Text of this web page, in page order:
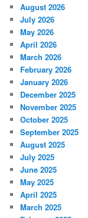
August 2026
July 2026
May 2026
April 2026
March 2026
February 2026
January 2026
December 2025
November 2025
October 2025
September 2025
August 2025
July 2025
June 2025
May 2025
April 2025
March 2025